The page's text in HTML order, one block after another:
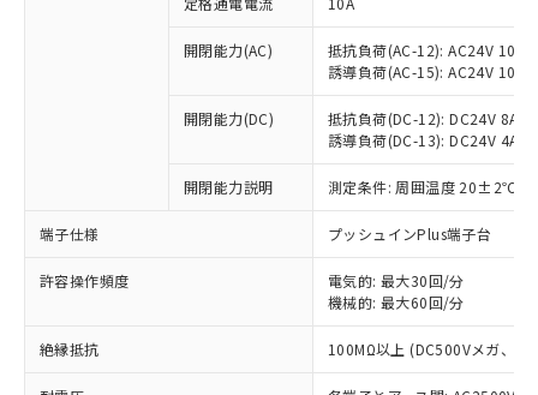
開閉能力(AC)
抵抗負荷(AC-12): AC24V 10A/
誘導負荷(AC-15): AC24V
開閉能力(DC)
抵抗負荷(DC-12): DC24V 8A/
誘導負荷(DC-13): DC24V 4A/
開閉能力説明 測定条件: 周囲温度 20±2℃、
端子仕様 プッシュインPlus端子台
許容操作頻度
電気的: 最大30回/分
機械的: 最大60回/分
絶縁抵抗 100MΩ以上 (DC500Vメガ、点
以下の条件をお読みいただき、同意のうえ
本サービスは、当社制御機器事業取扱
商品の当社在庫状況および標準価格
(税抜)を提供させていただくもので
本サービスの対象外となる商品もある
ことをご了承ください。
在庫状況および標準価格照会結果は、
記載している更新日時点での社内デー
タに基づき作成されるものであり、閲
覧された時点での実際の在庫および標
対応予定なし：EU RoHS指令（10物質）の
非含有に非対応の商品で、対応品を出す予
調査・確認中：EU RoHS指令（10物質）の
非含有の対応状況を調査中または確認中の
非該当品：ライセンス料など無形物で、有
害物質有無と関係のない商品です。
仕入先様の事情により、非含有部品として
いたものが、含有品と判明した場合などや
むを得ず変更することがあります。
鉛(Pb) 1000ppm以下、 水銀(Hg) 1000ppm以下、 カド
六価クロム(Cr(Ⅵ)) 1000ppm以下、ポリ臭化ビフェニル
※1 中国RoHS○×表
「○」：最大均質材料含有率が中国RoHSの
基準値以下であることを示します。
「×」：最大均質材料含有率が中国RoHSの
基準値を超えていることを示します。
「－」：未確認です。当社販売部門へお問
*中国RoHS10物質の基準値 (GB/T26572)：
Pb(鉛) :1000ppm、 Hg(水銀) : 1000ppm、 Cd(カドミウ
当社は、これら貴社製品のうち、外国
為替および外国貿易法に定める商品
（以下｢規制貨物等」という）を輸出
または国外への提供する場合は、日本
国政府の輸出許可(または役務取引許
可)を取得するなどの必要な手続きを